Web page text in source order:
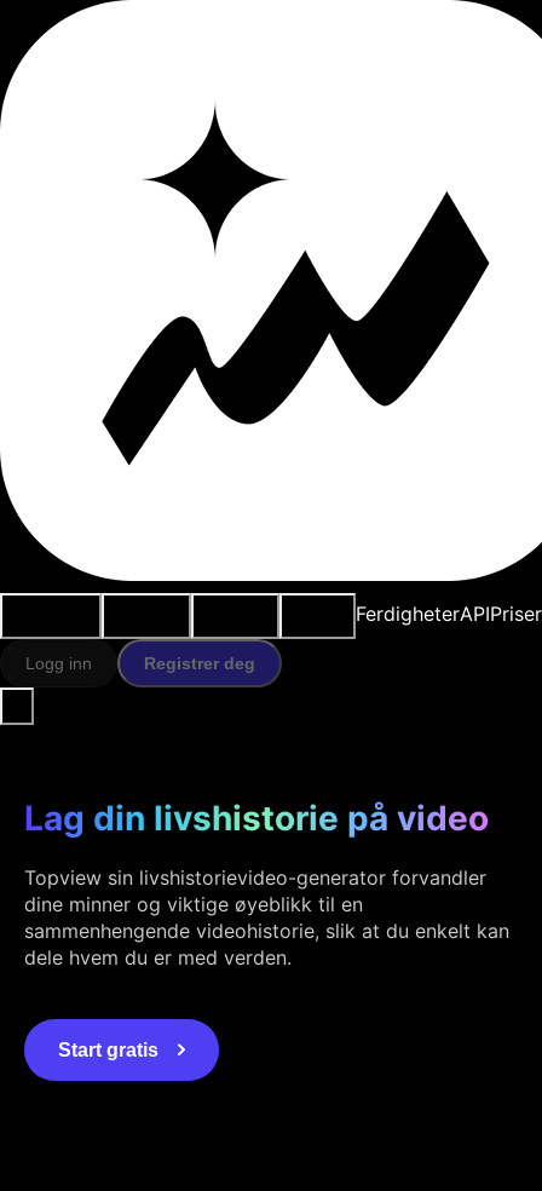
FerdigheterAPIPriser
Logg inn Registrer deg
Lag din livshistorie på video
Topview sin livshistorievideo-generator forvandler
dine minner og viktige øyeblikk til en
sammenhengende videohistorie, slik at du enkelt kan
dele hvem du er med verden.
Start gratis